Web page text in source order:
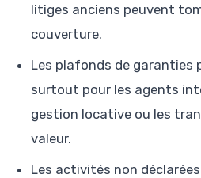
litiges anciens peuvent
couverture.
Les plafonds de garanties
surtout pour les agents
gestion locative ou les
valeur.
Les activités non